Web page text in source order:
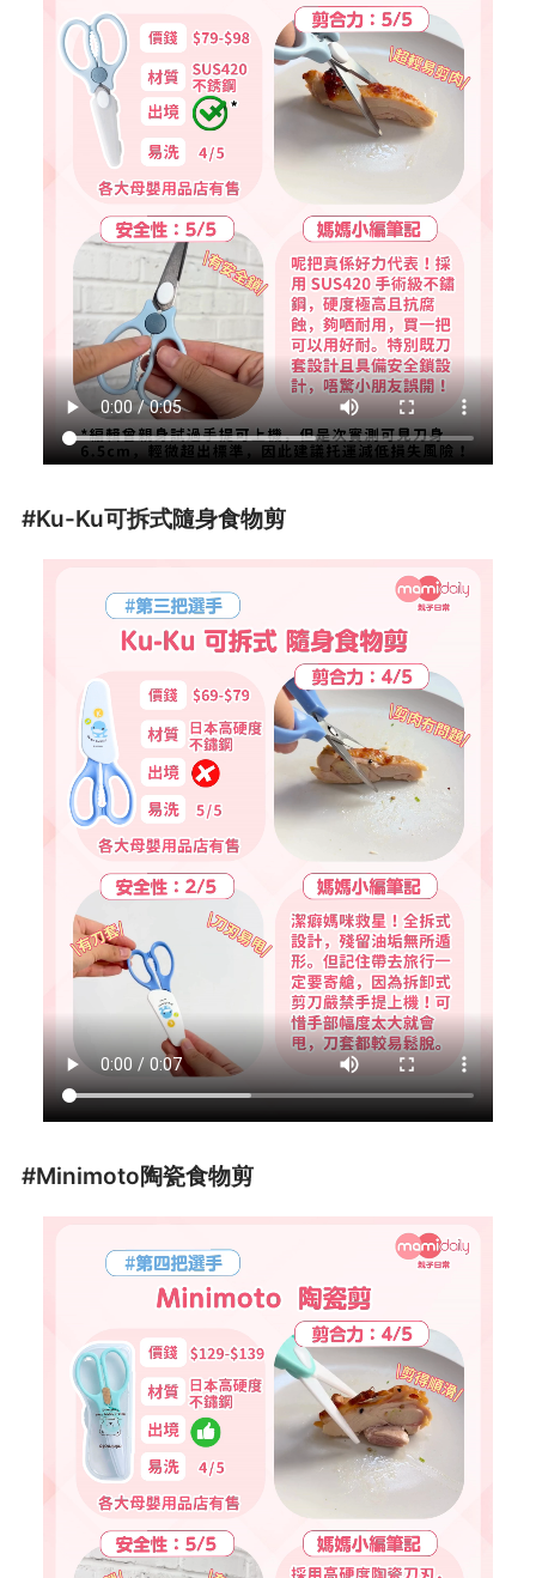
#Ku-Ku可拆式隨身食物剪
#Minimoto陶瓷食物剪